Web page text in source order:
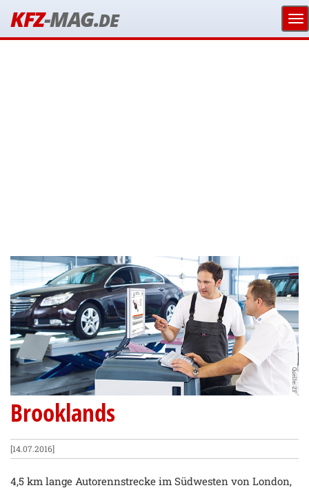
KFZ-MAG.DE
Quelle: ZF
Brooklands
[14.07.2016]
4,5 km lange Autorennstrecke im Südwesten von London,